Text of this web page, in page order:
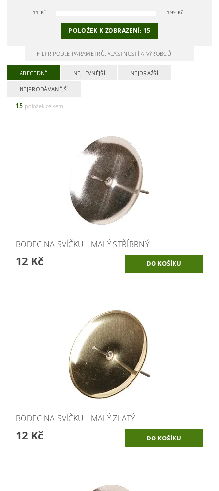
11 Kč 199 Kč
POLOŽEK K ZOBRAZENÍ: 15
FILTR PODLE PARAMETRŮ, VLASTNOSTÍ A VÝROBCŮ
ABECEDNĚ NEJLEVNĚJŠÍ NEJDRAŽŠÍ
NEJPRODÁVANĚJŠÍ
15 položek celkem
BODEC NA SVÍČKU - MALÝ STŘÍBRNÝ
12 Kč
BODEC NA SVÍČKU - MALÝ ZLATÝ
12 Kč